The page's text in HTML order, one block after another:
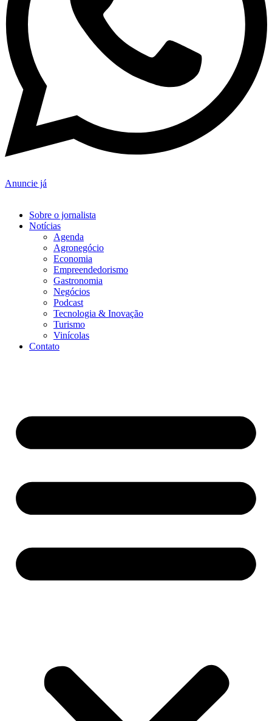
Anuncie já
Sobre o jornalista
Notícias
Agenda
Agronegócio
Economia
Empreendedorismo
Gastronomia
Negócios
Podcast
Tecnologia & Inovação
Turismo
Vinícolas
Contato